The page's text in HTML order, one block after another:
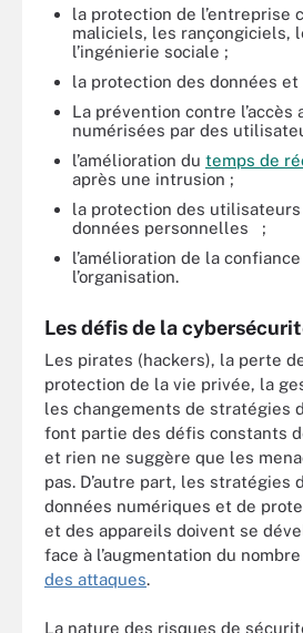
la protection de l’entreprise
maliciels, les rançongiciels,
l’ingénierie sociale ;
la protection des données et
La prévention contre l’accès
numérisées par des
l’amélioration du temps de
après une intrusion ;
la protection des
données personnelles ;
l’amélioration de la
l’organisation.
Les défis de la
Les pirates (hackers), la perte
protection de la vie privée, la
les changements de stratégies
font partie des défis constants
et rien ne suggère que les
pas. D’autre part, les stratégies
données numériques et de
et des appareils doivent se
face à l’augmentation du
des attaques.
La nature des risques de